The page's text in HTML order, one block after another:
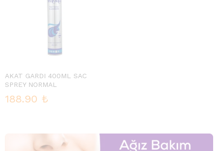
AKAT GARDI 400ML SAC
SPREY NORMAL
188.90 ₺